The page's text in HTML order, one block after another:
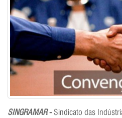
SINGRAMAR- Sindicato das